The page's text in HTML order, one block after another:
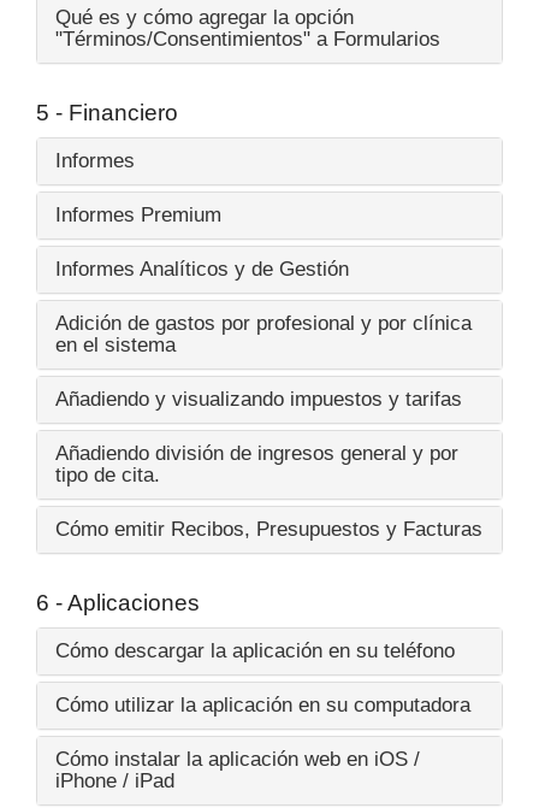
Qué es y cómo agregar la opción
"Términos/Consentimientos" a Formularios
5 - Financiero
Informes
Informes Premium
Informes Analíticos y de Gestión
Adición de gastos por profesional y por clínica
en el sistema
Añadiendo y visualizando impuestos y tarifas
Añadiendo división de ingresos general y por
tipo de cita.
Cómo emitir Recibos, Presupuestos y Facturas
6 - Aplicaciones
Cómo descargar la aplicación en su teléfono
Cómo utilizar la aplicación en su computadora
Cómo instalar la aplicación web en iOS /
iPhone / iPad